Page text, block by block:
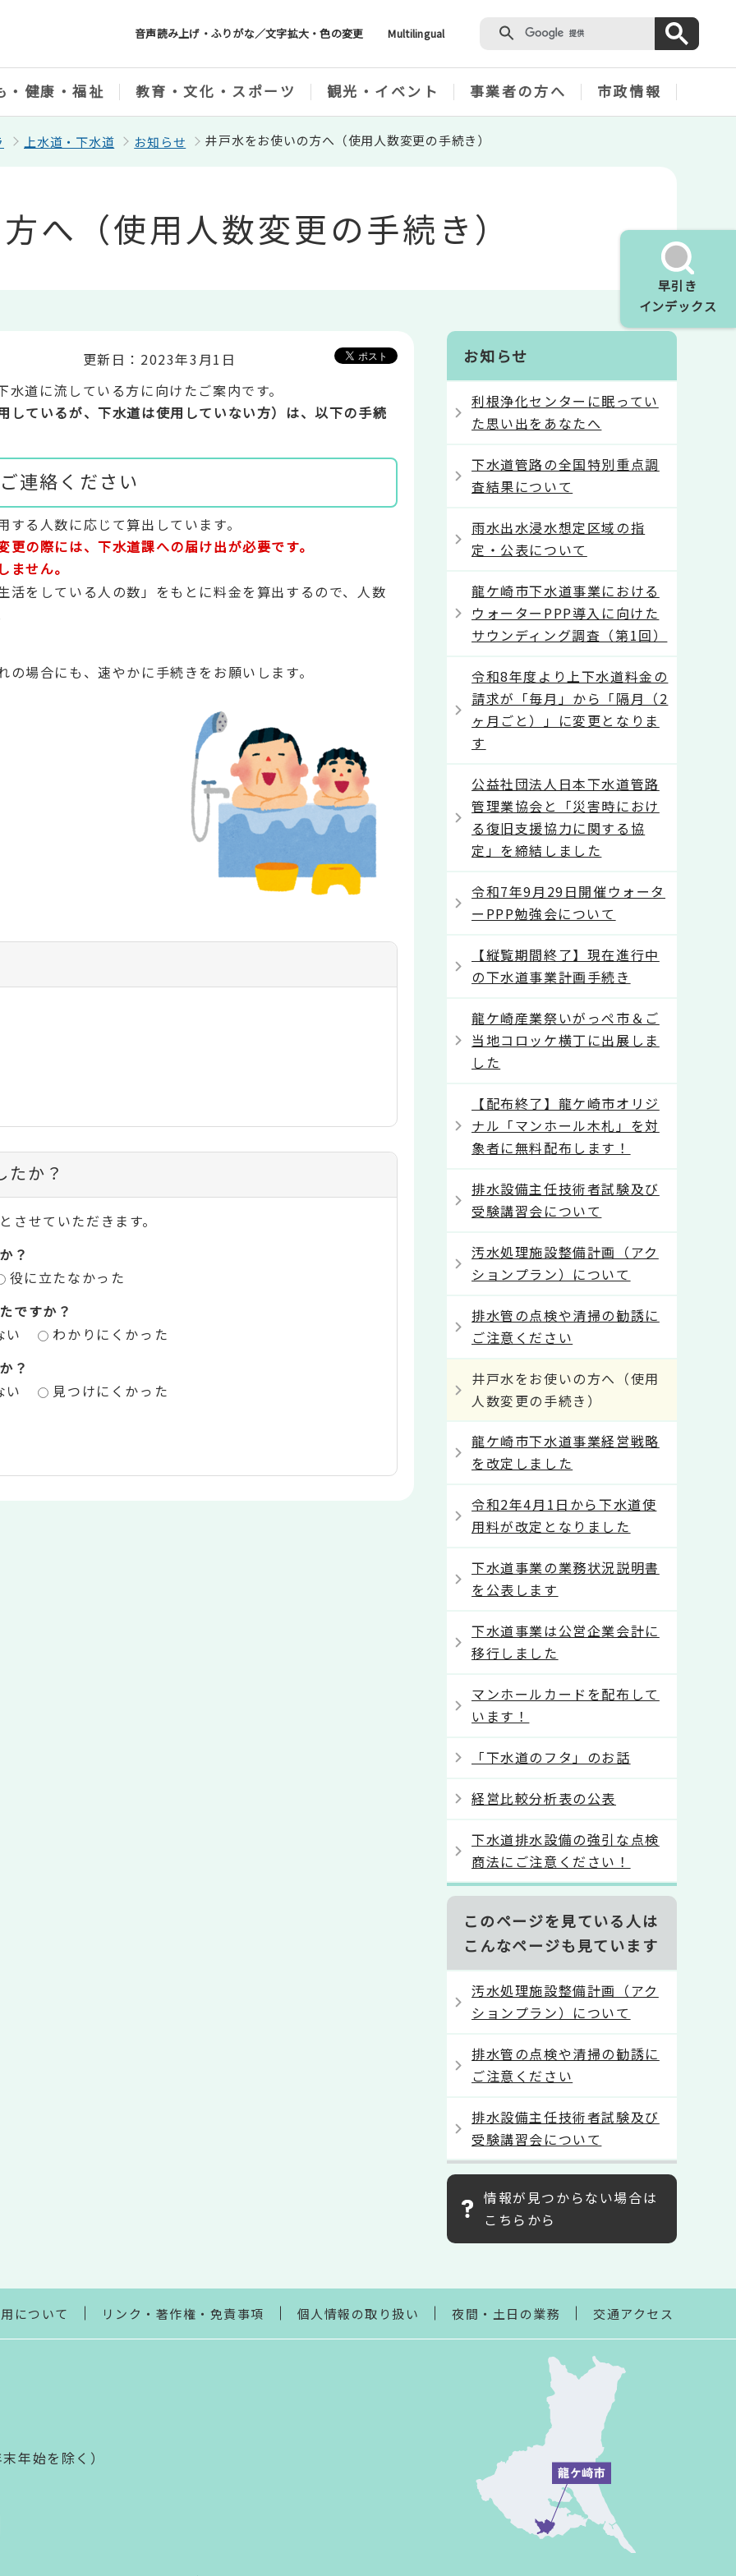
音声読み上げ・ふりがな／文字拡大・色の変更 Multilingual
早引き
インデックス
・健康・福祉 教育・文化・スポーツ 観光・イベント 事業者の方へ 市政情報
上水道・下水道 お知らせ 井戸水をお使いの方へ（使用人数変更の手続き）
へ（使用人数変更の手続き）
更新日：2023年3月1日
道に流している方に向けたご案内です。
しているが、下水道は使用していない方）は、以下の手続
連絡ください
る人数に応じて算出しています。
の際には、下水道課への届け出が必要です。
せん。
をしている人の数」をもとに料金を算出するので、人数
場合にも、速やかに手続きをお願いします。
たか？
せていただきます。
？
役に立たなかった
ですか？
い
わかりにくかった
？
い 見つけにくかった
お知らせ
利根浄化センターに眠ってい
た思い出をあなたへ
下水道管路の全国特別重点調
査結果について
雨水出水浸水想定区域の指
定・公表について
龍ケ崎市下水道事業における
ウォーターPPP導入に向けた
サウンディング調査（第1回）
令和8年度より上下水道料金の
請求が「毎月」から「隔月（2
ヶ月ごと）」に変更となりま
す
公益社団法人日本下水道管路
管理業協会と「災害時におけ
る復旧支援協力に関する協
定」を締結しました
令和7年9月29日開催ウォータ
ーPPP勉強会について
【縦覧期間終了】現在進行中
の下水道事業計画手続き
龍ケ崎産業祭いがっぺ市＆ご
当地コロッケ横丁に出展しま
した
【配布終了】龍ケ崎市オリジ
ナル「マンホール木札」を対
象者に無料配布します！
排水設備主任技術者試験及び
受験講習会について
汚水処理施設整備計画（アク
ションプラン）について
排水管の点検や清掃の勧誘に
ご注意ください
井戸水をお使いの方へ（使用
人数変更の手続き）
龍ケ崎市下水道事業経営戦略
を改定しました
令和2年4月1日から下水道使
用料が改定となりました
下水道事業の業務状況説明書
を公表します
下水道事業は公営企業会計に
移行しました
マンホールカードを配布して
います！
「下水道のフタ」のお話
経営比較分析表の公表
下水道排水設備の強引な点検
商法にご注意ください！
このページを見ている人は
こんなページも見ています
汚水処理施設整備計画（アク
ションプラン）について
排水管の点検や清掃の勧誘に
ご注意ください
排水設備主任技術者試験及び
受験講習会について
情報が見つからない場合は
こちらから
について リンク・著作権・免責事項 個人情報の取り扱い 夜間・土日の業務 交通アクセス
年始を除く）